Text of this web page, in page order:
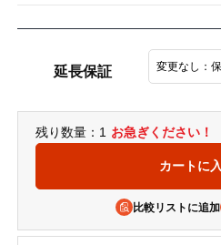
延長保証
残り数量：1 お急ぎください！
比較リストに追加